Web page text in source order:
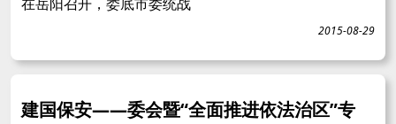
2015-08-29
建国保安——委会暨“全面推进依法治区”专